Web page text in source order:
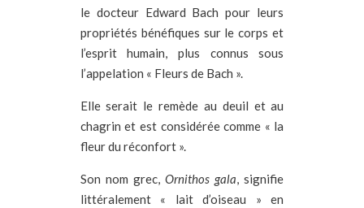
le docteur Edward Bach pour leurs
propriétés bénéfiques sur le corps et
l’esprit humain, plus connus sous
l’appelation « Fleurs de Bach ».
Elle serait le remède au deuil et au
chagrin et est considérée comme « la
fleur du réconfort ».
Son nom grec,Ornithos gala , signifie
littéralement « lait d’oiseau » en